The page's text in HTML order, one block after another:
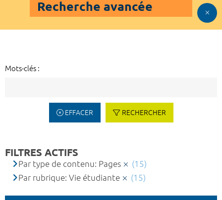
Recherche avancée
Mots-clés :
EFFACER RECHERCHER
FILTRES ACTIFS
Par type de contenu: Pages
(15)
Par rubrique: Vie étudiante
(15)